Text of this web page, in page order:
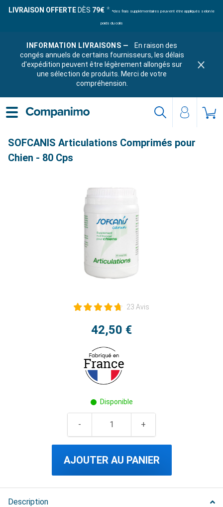
LIVRAISON OFFERTE DÈS 79€ *des frais supplémentaires peuvent être appliqués selon le
poids du colis
INFORMATION LIVRAISONS —
En raison des
congés annuels de certains fournisseurs, les délais
d'expédition peuvent être légèrement allongés sur
une sélection de produits. Merci de votre
compréhension.
SOFCANIS Articulations Comprimés pour
Chien - 80 Cps
23 Avis
42,50 €
Disponible
AJOUTER AU PANIER
Description